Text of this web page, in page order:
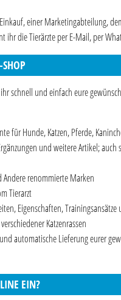
einer Marketingabteilung,
ihr die Tierärzte per E-Mail, per
schnell und einfach eure
für Hunde, Katzen, Pferde,
und weitere Artikel;
Andere renommierte Marken
Tierarzt
Eigenschaften,
Katzenrassen
automatische Lieferung eurer
EIN?